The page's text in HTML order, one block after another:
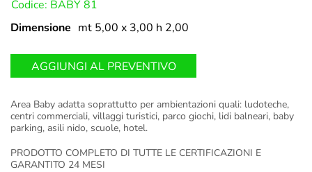
Codice: BABY 81
Dimensione mt 5,00 x 3,00 h 2,00
AGGIUNGI AL PREVENTIVO
Area Baby adatta soprattutto per ambientazioni quali: ludoteche,
centri commerciali, villaggi turistici, parco giochi, lidi balneari, baby
parking, asili nido, scuole, hotel.
PRODOTTO COMPLETO DI TUTTE LE CERTIFICAZIONI E
GARANTITO 24 MESI